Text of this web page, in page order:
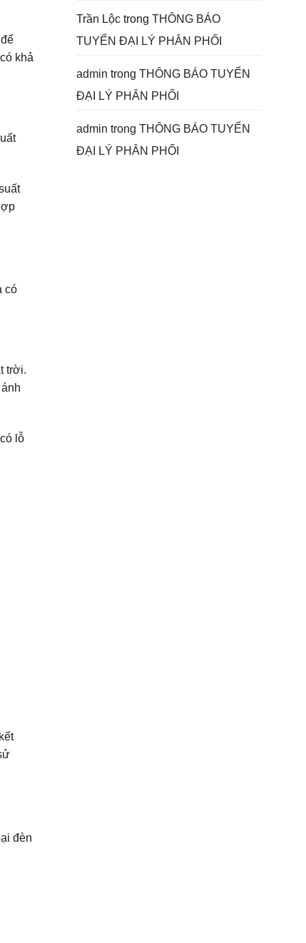
khả
có
trời.
lỗ
đèn
Trần Lộc trong THÔNG BÁO
TUYỂN ĐẠI LÝ PHÂN PHỐI
admin trong THÔNG BÁO TUYỂN
ĐẠI LÝ PHÂN PHỐI
admin trong THÔNG BÁO TUYỂN
ĐẠI LÝ PHÂN PHỐI